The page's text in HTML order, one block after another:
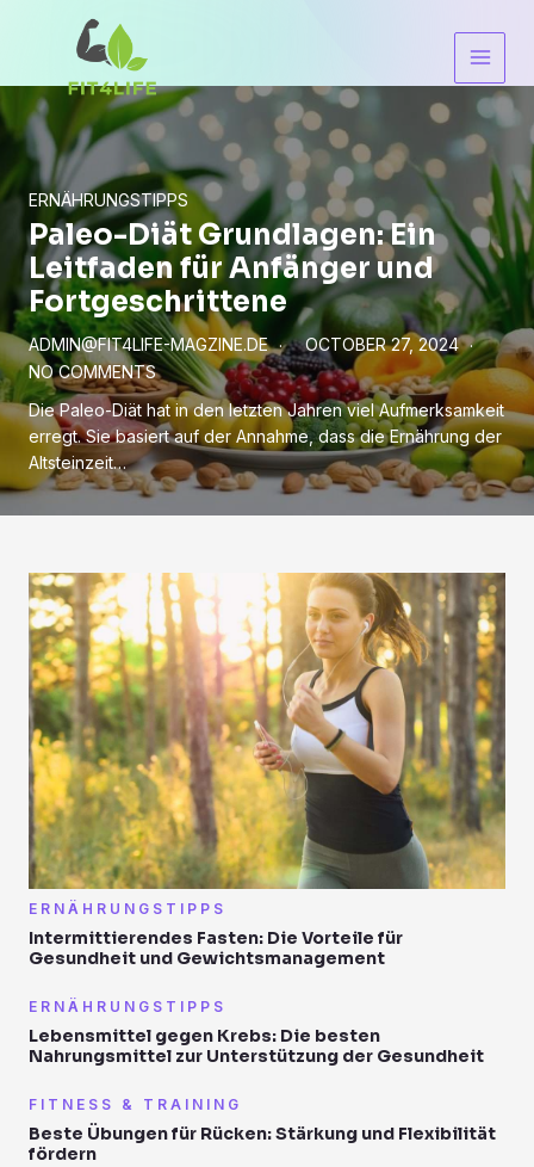
Menu
ERNÄHRUNGSTIPPS
Paleo-Diät Grundlagen: Ein
Leitfaden für Anfänger und
Fortgeschrittene
ADMIN@FIT4LIFE-MAGZINE.DE
OCTOBER 27, 2024
NO COMMENTS
Die Paleo-Diät hat in den letzten Jahren viel Aufmerksamkeit
erregt. Sie basiert auf der Annahme, dass die Ernährung der
Altsteinzeit…
ERNÄHRUNGSTIPPS
Intermittierendes Fasten: Die Vorteile für
Gesundheit und Gewichtsmanagement
ERNÄHRUNGSTIPPS
Lebensmittel gegen Krebs: Die besten
Nahrungsmittel zur Unterstützung der Gesundheit
FITNESS & TRAINING
Beste Übungen für Rücken: Stärkung und Flexibilität
fördern